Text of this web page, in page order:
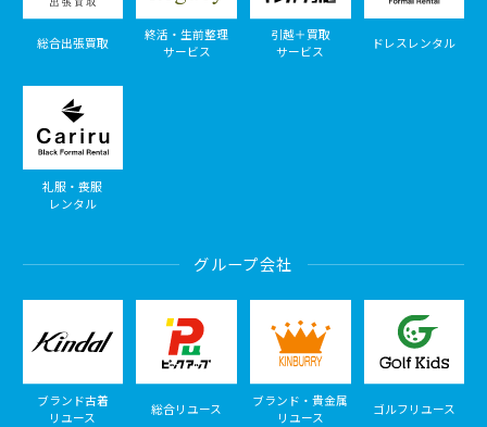
総合出張買取
終活・生前整理
サービス
引越＋買取
サービス
ドレスレンタル
礼服・喪服
レンタル
グループ会社
ブランド古着
リユース
総合リユース
ブランド・貴金属
リユース
ゴルフリユース